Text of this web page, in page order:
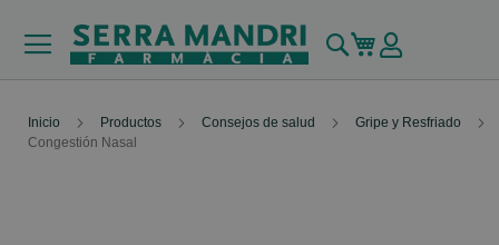
Buscar
Mi carrito
Inicio Productos Consejos de salud
Gripe y Resfriado
Congestión Nasal